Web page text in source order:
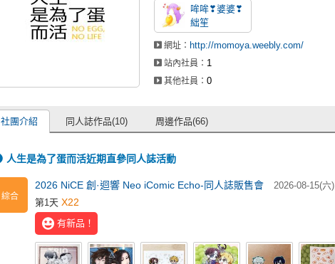
哞哞❣婆婆❣
絀笙
網址： http://momoya.weebly.com/
站內社員： 1
其他社員： 0
社團介紹 同人誌作品(10) 周邊作品(66)
人生是為了蛋而活近期直參同人誌活動
綜合
2026 NiCE 創·迴響 Neo iComic Echo-同人誌販售會
2026-08-15(六)
第1天 X22
有新品！